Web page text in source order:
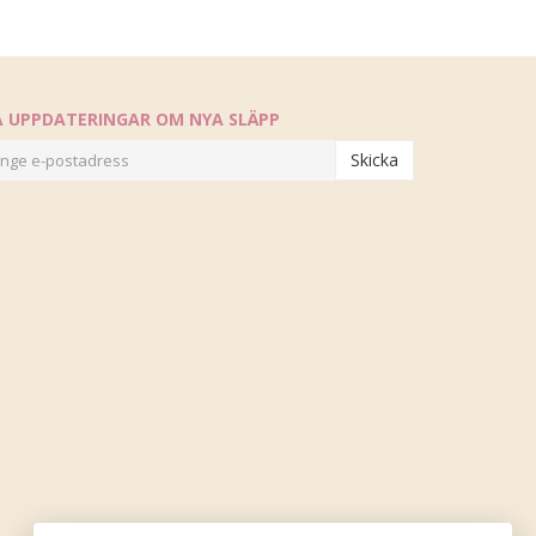
UPPDATERINGAR OM NYA SLÄPP
Skicka